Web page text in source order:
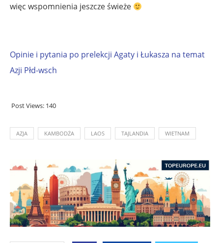
więc wspomnienia jeszcze świeże
Opinie i pytania po prelekcji Agaty i Łukasza na temat
Azji Płd-wsch
Post Views: 140
AZJA KAMBODŻA LAOS TAJLANDIA WIETNAM